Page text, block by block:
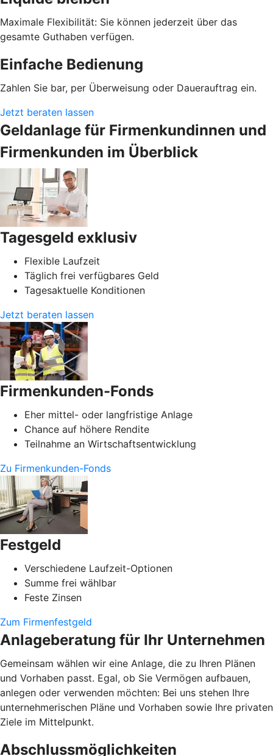
Maximale Flexibilität: Sie können jederzeit über das
gesamte Guthaben verfügen.
Einfache Bedienung
Zahlen Sie bar, per Überweisung oder Dauerauftrag ein.
Jetzt beraten lassen
Geldanlage für Firmenkundinnen und
Firmenkunden im Überblick
Tagesgeld exklusiv
Flexible Laufzeit
Täglich frei verfügbares Geld
Tagesaktuelle Konditionen
Jetzt beraten lassen
Firmenkunden-Fonds
Eher mittel- oder langfristige Anlage
Chance auf höhere Rendite
Teilnahme an Wirtschaftsentwicklung
Zu Firmenkunden-Fonds
Festgeld
Verschiedene Laufzeit-Optionen
Summe frei wählbar
Feste Zinsen
Zum Firmenfestgeld
Anlageberatung für Ihr Unternehmen
Gemeinsam wählen wir eine Anlage, die zu Ihren Plänen
und Vorhaben passt. Egal, ob Sie Vermögen aufbauen,
anlegen oder verwenden möchten: Bei uns stehen Ihre
unternehmerischen Pläne und Vorhaben sowie Ihre privaten
Ziele im Mittelpunkt.
Abschlussmöglichkeiten